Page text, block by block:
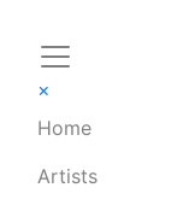
×
Home
Artists